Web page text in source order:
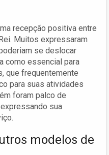
recepção positiva entre
Muitos expressaram
se deslocar
como essencial para
que frequentemente
para suas atividades
foram palco de
sua
modelos de